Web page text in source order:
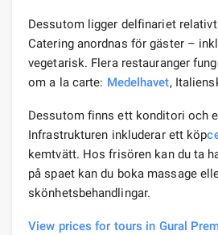
Dessutom ligger delfinariet
Catering anordnas för gäster –
vegetarisk. Flera restauranger
om a la carte: Medelhavet,
Dessutom finns ett konditori och
Infrastrukturen inkluderar ett köp
kemtvätt. Hos frisören kan du ta
på spaet kan du boka massage
skönhetsbehandlingar.
View prices for tours in Gural